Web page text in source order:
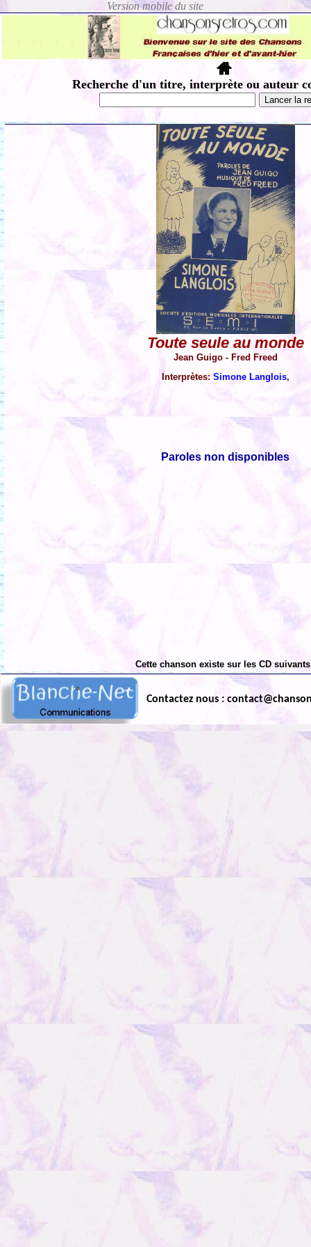
Recherche d'un titre, interprète ou auteur
Toute seule au monde
Jean Guigo - Fred Freed
Interprètes: Simone Langlois,
Paroles non disponibles
Cette chanson existe sur les CD
Contactez nous :